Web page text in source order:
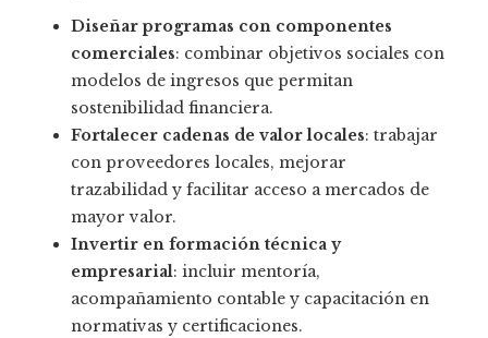
Diseñar programas con componentes
comerciales: combinar objetivos sociales con
modelos de ingresos que permitan
sostenibilidad financiera.
Fortalecer cadenas de valor locales: trabajar
con proveedores locales, mejorar
trazabilidad y facilitar acceso a mercados de
mayor valor.
Invertir en formación técnica y
empresarial: incluir mentoría,
acompañamiento contable y capacitación en
normativas y certificaciones.